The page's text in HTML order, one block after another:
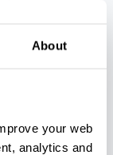
About
your web
analytics and
sechs
liegt, ist
erreichbar.
Schnellzug